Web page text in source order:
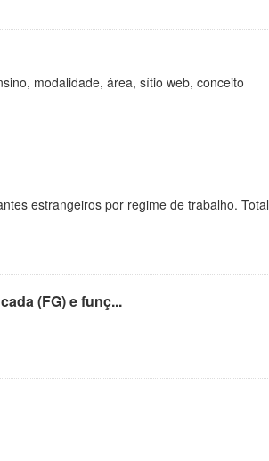
modalidade, área, sítio web, conceito
estrangeiros por regime de trabalho. Total
(FG) e funç...